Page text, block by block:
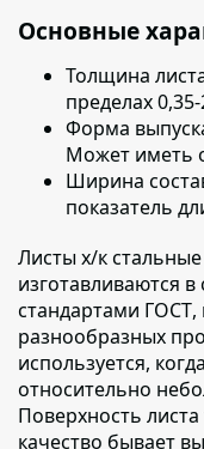
Основные
Толщина
пределах
Форма
Может иметь
Ширина
показатель
Листы х/к
изготавливаются
стандартами ГОСТ,
разнообразных
используется,
относительно
Поверхность
качество бывает